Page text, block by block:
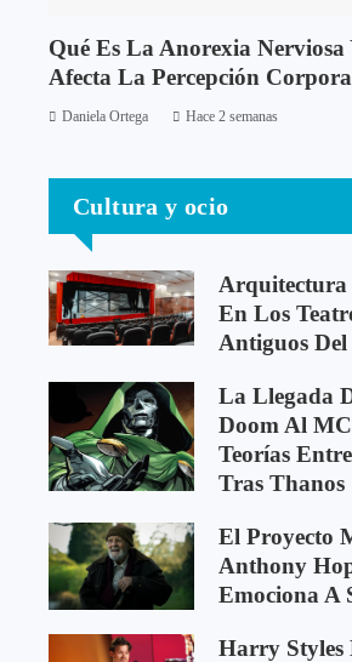
Qué Es La Anorexia Nerviosa
Afecta La Percepción
Daniela Ortega Hace 2 semanas
Cultura y ocio
En Los
Antiguos
La Llegada
Doom Al
Teorías
Tras Thanos
El Proyecto
Anthony
Emociona A
Harry Styles